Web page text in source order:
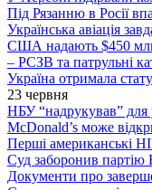
Під Рязанню в Росії
Українська авіація
США надають $450 млн
– РСЗВ та патрульні
Україна отримала
23 червня
НБУ “надрукував” для
McDonald’s може
Перші американські
Суд заборонив партію
Документи про